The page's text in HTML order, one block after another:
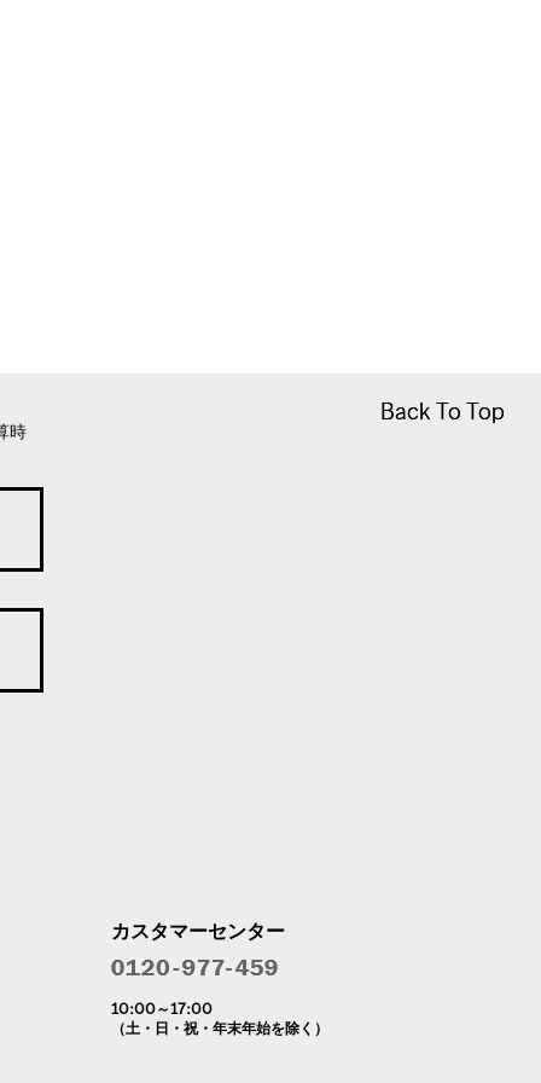
Back To Top
Back To Top
時
カスタマーセンター
10:00～17:00
（土・日・祝・年末年始を除く）